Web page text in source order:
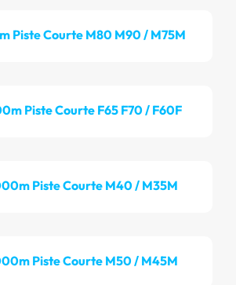
Piste Courte M80 M90 / M75M
Piste Courte F65 F70 / F60F
Piste Courte M40 / M35M
Piste Courte M50 / M45M